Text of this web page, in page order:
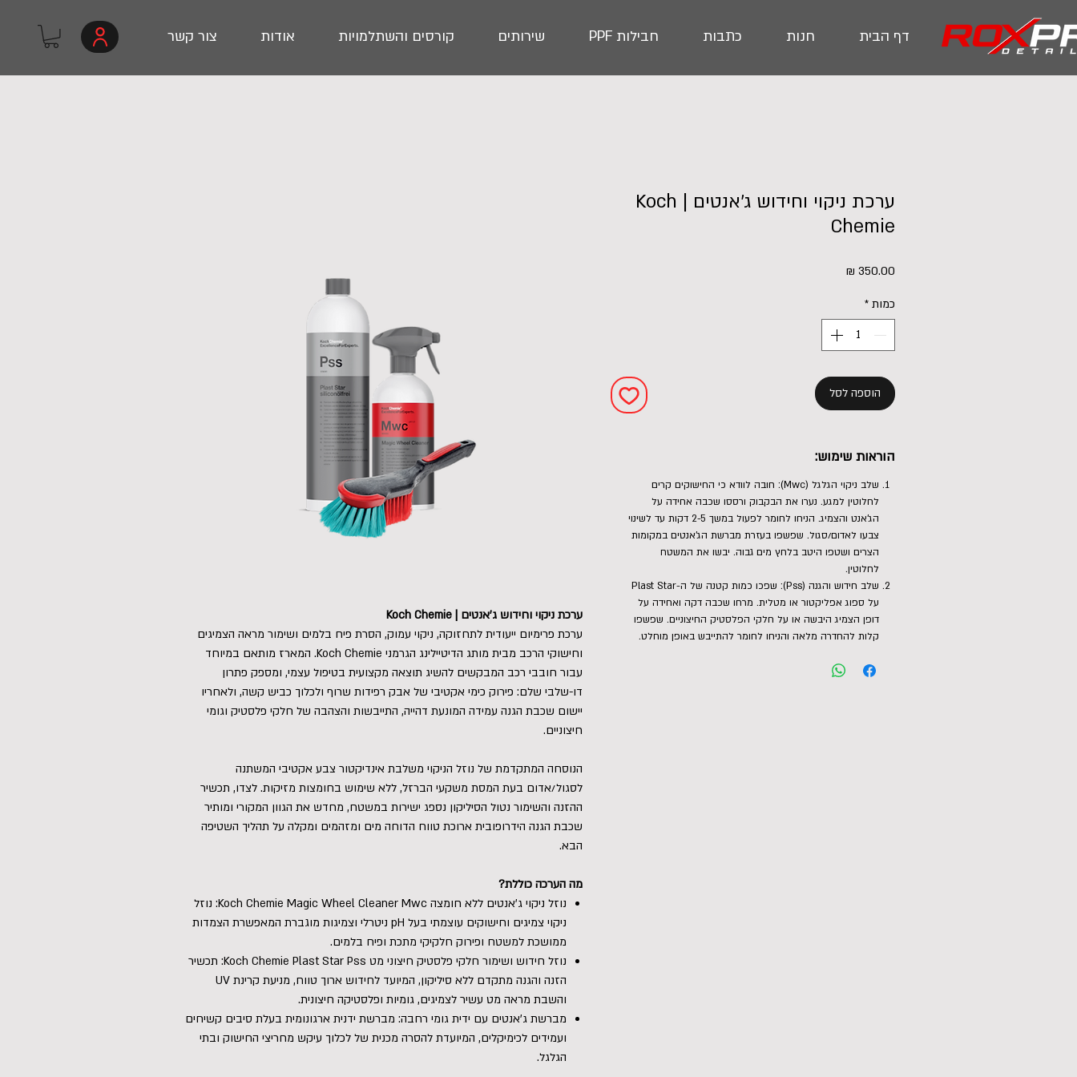
דף הבית חנות כתבות חבילות PPF שירותים קורסים והשתלמויות אודות צור קשר
ערכת ניקוי וחידוש ג'אנטים | Koch Chemie
ערכת פרימיום ייעודית לתחזוקה, ניקוי עמוק, הסרת פיח בלמים ושימור מראה הצמיגים
וחישוקי הרכב מבית מותג הדיטיילינג הגרמני Koch Chemie. המארז מותאם במיוחד
עבור חובבי רכב המבקשים להשיג תוצאה מקצועית בטיפול עצמי, ומספק פתרון
דו-שלבי שלם: פירוק כימי אקטיבי של אבק רפידות שרוף ולכלוך כביש קשה, ולאחריו
יישום שכבת הגנה עמידה המונעת דהייה, התייבשות והצהבה של חלקי פלסטיק וגומי
חיצוניים.
הנוסחה המתקדמת של נוזל הניקוי משלבת אינדיקטור צבע אקטיבי המשתנה
לסגול/אדום בעת המסת משקעי הברזל, ללא שימוש בחומצות מזיקות. לצדו, תכשיר
ההזנה והשימור נטול הסיליקון נספג ישירות במשטח, מחדש את הגוון המקורי ומותיר
שכבת הגנה הידרופובית ארוכת טווח הדוחה מים ומזהמים ומקלה על תהליך השטיפה
הבא.
מה הערכה כוללת?
נוזל ניקוי ג'אנטים ללא חומצה Koch Chemie Magic Wheel Cleaner Mwc: נוזל
ניקוי צמיגים וחישוקים עוצמתי בעל pH ניטרלי וצמיגות מוגברת המאפשרת הצמדות
ממושכת למשטח ופירוק חלקיקי מתכת ופיח בלמים.
נוזל חידוש ושימור חלקי פלסטיק חיצוני מט Koch Chemie Plast Star Pss: תכשיר
הזנה והגנה מתקדם ללא סיליקון, המיועד לחידוש ארוך טווח, מניעת קרינת UV
והשבת מראה מט עשיר לצמיגים, גומיות ופלסטיקה חיצונית.
מברשת ג'אנטים עם ידית גומי רחבה: מברשת ידנית ארגונומית בעלת סיבים קשיחים
ועמידים לכימיקלים, המיועדת להסרה מכנית של לכלוך עיקש מחריצי החישוק ובתי
הגלגל.
ערכת ניקוי וחידוש ג'אנטים | Koch
Chemie
כמות *
הוספה לסל
הוראות שימוש:
שלב ניקוי הגלגל (Mwc): חובה לוודא כי החישוקים קרים
לחלוטין למגע. נערו את הבקבוק ורססו שכבה אחידה על
הג'אנט והצמיג. הניחו לחומר לפעול במשך 2-5 דקות עד לשינוי
צבעו לאדום/סגול. שפשפו בעזרת מברשת הג'אנטים במקומות
הצרים ושטפו היטב בלחץ מים גבוה. יבשו את המשטח
לחלוטין.
שלב חידוש והגנה (Pss): שפכו כמות קטנה של ה-Plast Star
על ספוג אפליקטור או מטלית. מרחו שכבה דקה ואחידה על
דופן הצמיג היבשה או על חלקי הפלסטיק החיצוניים. שפשפו
קלות להחדרה מלאה והניחו לחומר להתייבש באופן מוחלט.